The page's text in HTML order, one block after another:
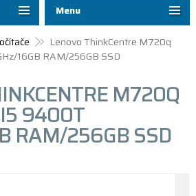
Menu
Lenovo ThinkCentre M720q
16GB RAM/256GB SSD
M720Q
I5 9400T
RAM/256GB SSD